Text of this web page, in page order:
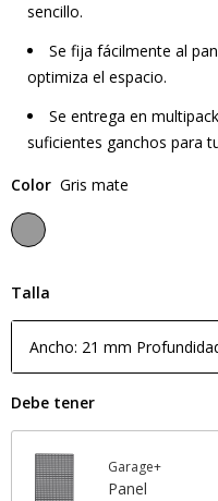
sencillo.
Se fija fácilmente al
optimiza el espacio.
Se entrega en
suficientes ganchos para
Color Gris mate
Talla
Ancho: 21 mm
Debe tener
Garage+
Panel